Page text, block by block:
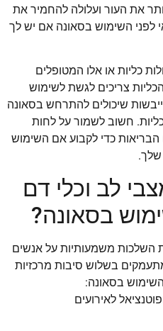
את העור ועלולה להחמיר את
לפני השימוש בסאונה אם יש לך
כליות או אלו המטופלים
צריכים לגשת לשימוש
שיכולים להתרחש בסאונה
חשוב לשמור על לחות
כדי לקבוע אם השימוש
לב וכלי דם
בסאונה?
השלכות משמעותיות על אנשים
בשלוש סיבות מרכזיות
בסאונה:
לאירועים